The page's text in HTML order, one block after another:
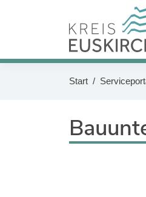
Zum Hauptinhalt
Zum Footer
Sie befinden sich
Start